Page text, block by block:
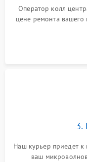
Оператор колл
цене ремонта вашего
3.
Наш курьер приедет к
ваш